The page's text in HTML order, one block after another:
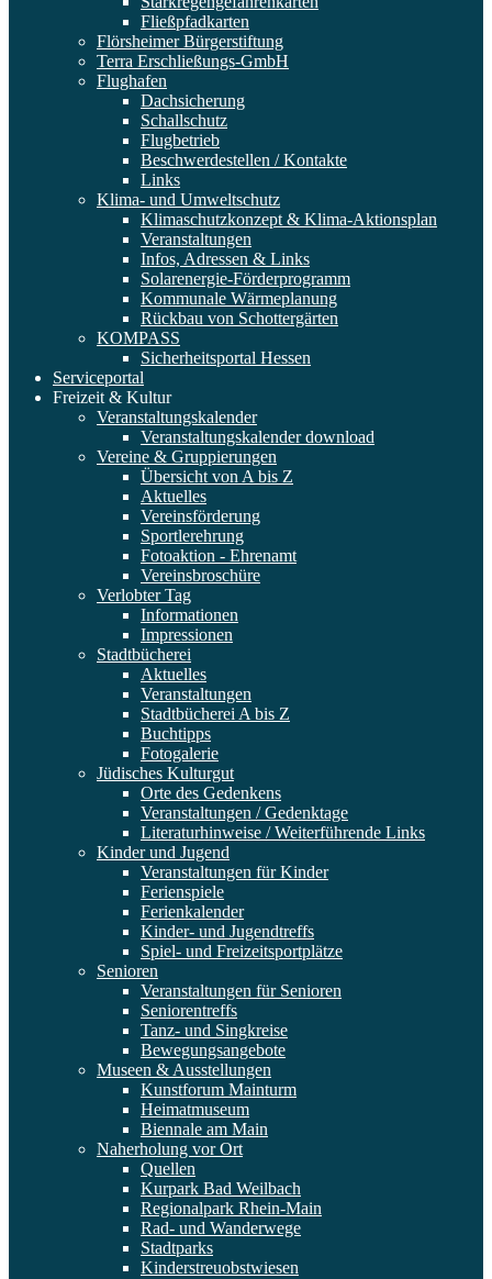
Fließpfadkarten
Flörsheimer Bürgerstiftung
Terra Erschließungs-GmbH
Flughafen
Dachsicherung
Schallschutz
Flugbetrieb
Beschwerdestellen / Kontakte
Links
Klima- und Umweltschutz
Klimaschutzkonzept & Klima-Aktionsplan
Veranstaltungen
Infos, Adressen & Links
Solarenergie-Förderprogramm
Kommunale Wärmeplanung
Rückbau von Schottergärten
KOMPASS
Sicherheitsportal Hessen
Serviceportal
Freizeit & Kultur
Veranstaltungskalender
Veranstaltungskalender download
Vereine & Gruppierungen
Übersicht von A bis Z
Aktuelles
Vereinsförderung
Sportlerehrung
Fotoaktion - Ehrenamt
Vereinsbroschüre
Verlobter Tag
Informationen
Impressionen
Stadtbücherei
Aktuelles
Veranstaltungen
Stadtbücherei A bis Z
Buchtipps
Fotogalerie
Jüdisches Kulturgut
Orte des Gedenkens
Veranstaltungen / Gedenktage
Literaturhinweise / Weiterführende Links
Kinder und Jugend
Veranstaltungen für Kinder
Ferienspiele
Ferienkalender
Kinder- und Jugendtreffs
Spiel- und Freizeitsportplätze
Senioren
Veranstaltungen für Senioren
Seniorentreffs
Tanz- und Singkreise
Bewegungsangebote
Museen & Ausstellungen
Kunstforum Mainturm
Heimatmuseum
Biennale am Main
Naherholung vor Ort
Quellen
Kurpark Bad Weilbach
Regionalpark Rhein-Main
Rad- und Wanderwege
Stadtparks
Kinderstreuobstwiesen